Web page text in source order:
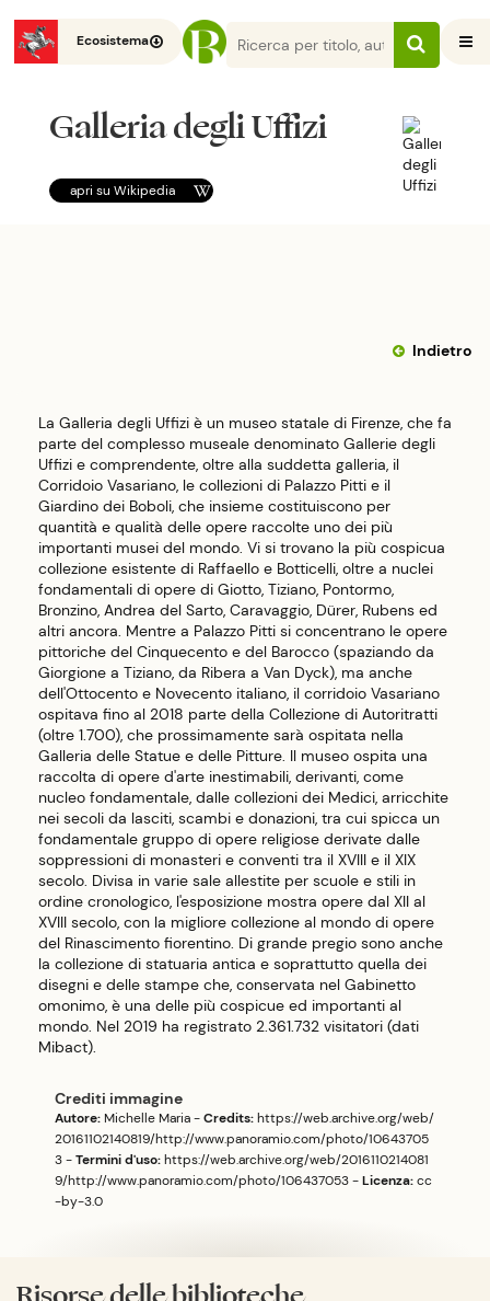
Ecosistema
Galleria degli Uffizi
apri suWikipedia
Indietro
La Galleria degli Uffizi è un museo statale di Firenze, che fa
parte del complesso museale denominato Gallerie degli
Uffizi e comprendente, oltre alla suddetta galleria, il
Corridoio Vasariano, le collezioni di Palazzo Pitti e il
Giardino dei Boboli, che insieme costituiscono per
quantità e qualità delle opere raccolte uno dei più
importanti musei del mondo. Vi si trovano la più cospicua
collezione esistente di Raffaello e Botticelli, oltre a nuclei
fondamentali di opere di Giotto, Tiziano, Pontormo,
Bronzino, Andrea del Sarto, Caravaggio, Dürer, Rubens ed
altri ancora. Mentre a Palazzo Pitti si concentrano le opere
pittoriche del Cinquecento e del Barocco (spaziando da
Giorgione a Tiziano, da Ribera a Van Dyck), ma anche
dell'Ottocento e Novecento italiano, il corridoio Vasariano
ospitava fino al 2018 parte della Collezione di Autoritratti
(oltre 1.700), che prossimamente sarà ospitata nella
Galleria delle Statue e delle Pitture. Il museo ospita una
raccolta di opere d'arte inestimabili, derivanti, come
nucleo fondamentale, dalle collezioni dei Medici, arricchite
nei secoli da lasciti, scambi e donazioni, tra cui spicca un
fondamentale gruppo di opere religiose derivate dalle
soppressioni di monasteri e conventi tra il XVIII e il XIX
secolo. Divisa in varie sale allestite per scuole e stili in
ordine cronologico, l'esposizione mostra opere dal XII al
XVIII secolo, con la migliore collezione al mondo di opere
del Rinascimento fiorentino. Di grande pregio sono anche
la collezione di statuaria antica e soprattutto quella dei
disegni e delle stampe che, conservata nel Gabinetto
omonimo, è una delle più cospicue ed importanti al
mondo. Nel 2019 ha registrato 2.361.732 visitatori (dati
Mibact).
Crediti immagine
Autore:Michelle Maria-Credits:https://web.archive.org/web/
20161102140819/http://www.panoramio.com/photo/10643705
3-Termini d'uso:https://web.archive.org/web/2016110214081
9/http://www.panoramio.com/photo/106437053-Licenza:cc
-by-3.0